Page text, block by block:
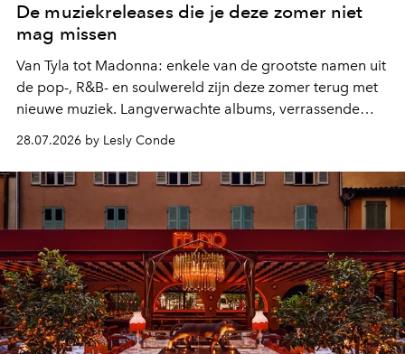
De muziekreleases die je deze zomer niet
mag missen
Van Tyla tot Madonna: enkele van de grootste namen uit
de pop-, R&B- en soulwereld zijn deze zomer terug met
nieuwe muziek. Langverwachte albums, verrassende
comebacks en veelbelovende nieuwe projecten: dit zijn
de releases die je niet mag missen.
28.07.2026 by Lesly Conde